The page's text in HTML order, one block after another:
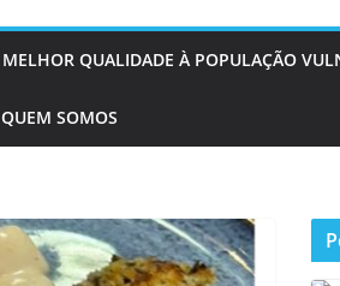
QUALIDADE À POPULAÇÃO
QUEM SOMOS